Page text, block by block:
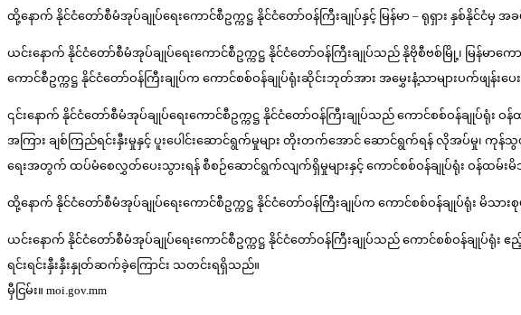
ထို့နောက် နိုင်ငံတော်စီမံအုပ်ချုပ်ရေးကောင်စီဥက္ကဋ္ဌ နိုင်ငံတော်ဝန်ကြီးချုပ်နှင့် မြန်မာ – ရုရှား နှစ်
ယင်းနောက် နိုင်ငံတော်စီမံအုပ်ချုပ်ရေးကောင်စီဥက္ကဋ္ဌ နိုင်ငံတော်ဝန်ကြီးချုပ်သည် နိုဗိုစီဗစ်မြို့၊ မြန်
ကောင်စီဥက္ကဋ္ဌ နိုင်ငံတော်ဝန်ကြီးချုပ်က ကောင်စစ်ဝန်ချုပ်ရုံးဆိုင်းဘုတ်အား အမွှေးနံ့သာများပက်ဖျန်းပ
၎င်းနောက် နိုင်ငံတော်စီမံအုပ်ချုပ်ရေးကောင်စီဥက္ကဋ္ဌ နိုင်ငံတော်ဝန်ကြီးချုပ်သည် ကောင်စစ်ဝန်ချုပ်ရုံ
အကြား ချစ်ကြည်ရင်းနှီးမှုနှင့် ပူးပေါင်းဆောင်ရွက်မှုများ တိုးတက်အောင် ဆောင်ရွက်ရန် လိုအပ်မှု၊ ကုန်
ရေးအတွက် ထပ်မံစေလွှတ်ပေးသွားရန် စီစဉ်ဆောင်ရွက်လျက်ရှိမှုများနှင့် ကောင်စစ်ဝန်ချုပ်ရုံး ဝန်ထမ်းမိ
ထို့နောက် နိုင်ငံတော်စီမံအုပ်ချုပ်ရေးကောင်စီဥက္ကဋ္ဌ နိုင်ငံတော်ဝန်ကြီးချုပ်က ကောင်စစ်ဝန်ချုပ်ရုံး မိသား
ယင်းနောက် နိုင်ငံတော်စီမံအုပ်ချုပ်ရေးကောင်စီဥက္ကဋ္ဌ နိုင်ငံတော်ဝန်ကြီးချုပ်သည် ကောင်စစ်ဝန်ချုပ်
ရင်းရင်းနှီးနှီးနှုတ်ဆက်ခဲ့ကြောင်း သတင်းရရှိသည်။
မှီငြမ်း။ moi.gov.mm